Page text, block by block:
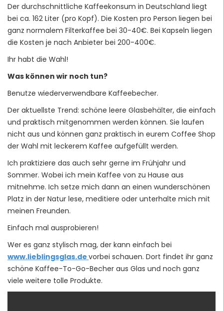
Der durchschnittliche Kaffeekonsum in Deutschland liegt
bei ca. 162 Liter (pro Kopf). Die Kosten pro Person liegen bei
ganz normalem Filterkaffee bei 30-40€. Bei Kapseln liegen
die Kosten je nach Anbieter bei 200-400€.
Ihr habt die Wahl!
Was können wir noch tun?
Benutze wiederverwendbare Kaffeebecher.
Der aktuellste Trend: schöne leere Glasbehälter, die einfach
und praktisch mitgenommen werden können. Sie laufen
nicht aus und können ganz praktisch in eurem Coffee Shop
der Wahl mit leckerem Kaffee aufgefüllt werden.
Ich praktiziere das auch sehr gerne im Frühjahr und
Sommer. Wobei ich mein Kaffee von zu Hause aus
mitnehme. Ich setze mich dann an einen wunderschönen
Platz in der Natur lese, meditiere oder unterhalte mich mit
meinen Freunden.
Einfach mal ausprobieren!
Wer es ganz stylisch mag, der kann einfach bei
www.lieblingsglas.de vorbei schauen. Dort findet ihr ganz
schöne Kaffee-To-Go-Becher aus Glas und noch ganz
viele weitere tolle Produkte.